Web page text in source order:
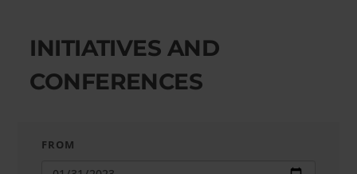
INITIATIVES AND
CONFERENCES
FROM